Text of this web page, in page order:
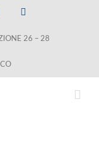
YouTube
26 – 28